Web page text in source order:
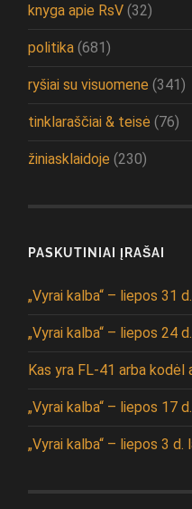
knyga apie RsV (32)
politika (681)
ryšiai su visuomene (341)
tinklaraščiai & teisė (76)
žiniasklaidoje (230)
PASKUTINIAI ĮRAŠAI
„Vyrai kalba“ – liepos 31
„Vyrai kalba“ – liepos 24
Kas yra FL-41 arba kodėl
„Vyrai kalba“ – liepos 17
„Vyrai kalba“ – liepos 3 d.